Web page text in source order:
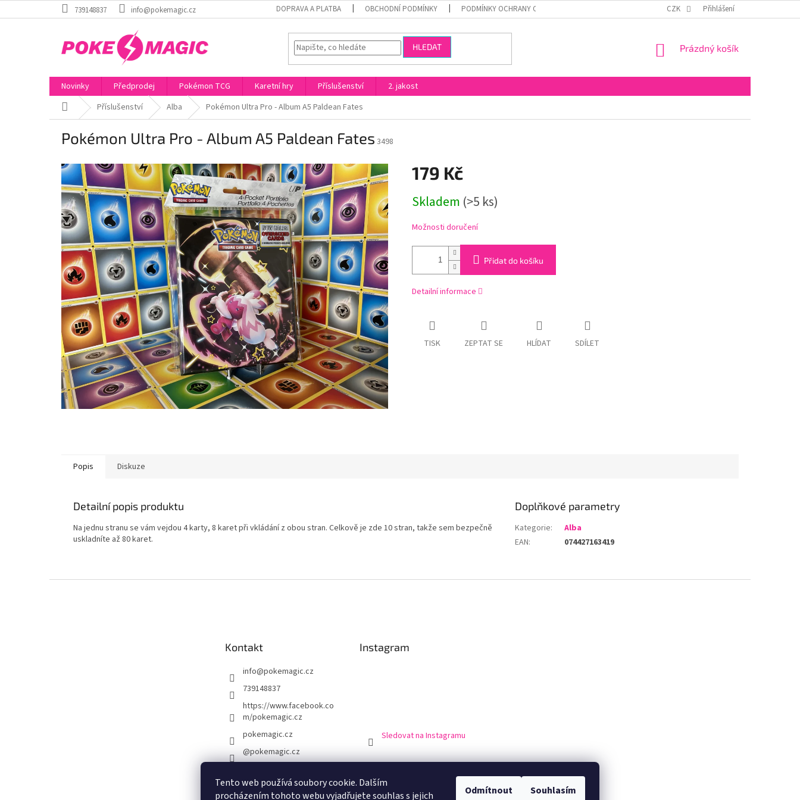
Tento web používá soubory cookie. Dalším
procházením tohoto webu vyjadřujete souhlas s jejich
Odmítnout Souhlasím
na
739148837 info@pokemagic.cz DOPRAVA A PLATBA OBCHODNÍ PODMÍNKY PODMÍNKY OCHRANY OSOBNÍCH ÚDAJŮ ODSTOUPENÍ OD SMLOUVY
CZK Přihlášení
HLEDAT
NÁKUPNÍ
Prázdný košík
Novinky Předprodej Pokémon TCG Karetní hry Příslušenství
2. jakost
Domů Příslušenství Alba Pokémon Ultra Pro - Album A5 Paldean Fates
Pokémon Ultra Pro - Album A5 Paldean Fates 3498
179 Kč
cena:
Skladem (>5 ks)
Možnosti doručení
Přidat do košíku
Detailní informace
TISK ZEPTAT SE HLÍDAT SDÍLET
Popis Diskuze
Detailní popis produktu
Na jednu stranu se vám vejdou 4 karty, 8 karet při vkládání z obou stran. Celkově je zde 10 stran, takže sem bezpečně
uskladníte až 80 karet.
Doplňkové parametry
Kategorie:
Alba
EAN: 074427163419
Kontakt
info@pokemagic.cz
739148837
https://www.facebook.co
m/pokemagic.cz
pokemagic.cz
@pokemagic.cz
Instagram
Sledovat na Instagramu
Obchodní podmínky Podmínky ochrany osobní údajů Doprava a platba Výrobci